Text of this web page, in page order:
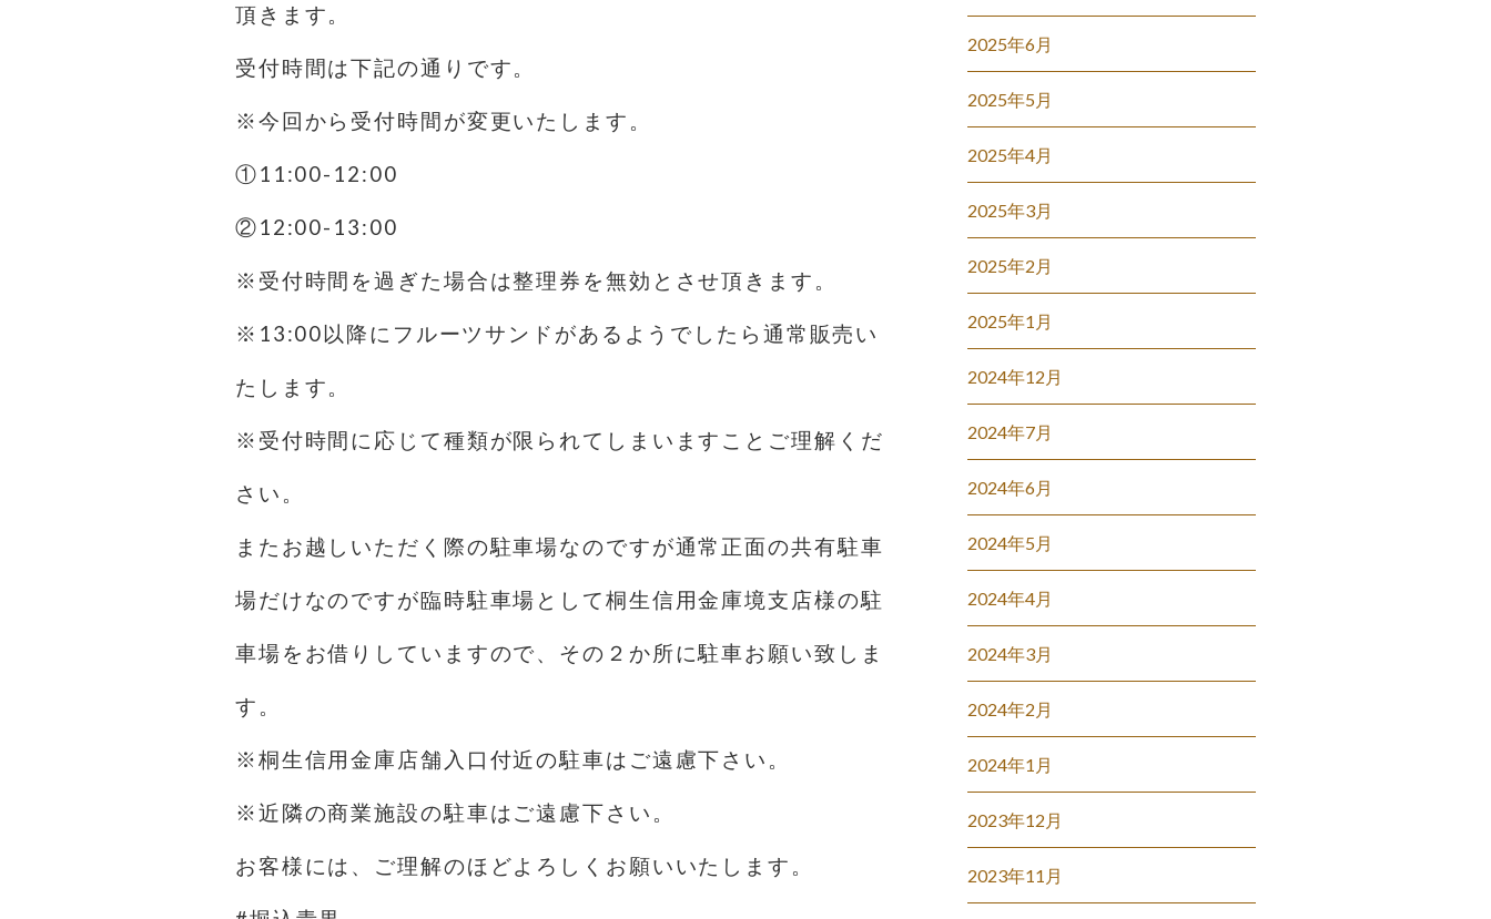
頂きます。
受付時間は下記の通りです。
※今回から受付時間が変更いたします。
①11:00-12:00
②12:00-13:00
※受付時間を過ぎた場合は整理券を無効とさせ頂きます。
※13:00以降にフルーツサンドがあるようでしたら通常販売い
たします。
※受付時間に応じて種類が限られてしまいますことご理解くだ
さい。
またお越しいただく際の駐車場なのですが通常正面の共有駐車
場だけなのですが臨時駐車場として桐生信用金庫境支店様の駐
車場をお借りしていますので、その２か所に駐車お願い致しま
す。
※桐生信用金庫店舗入口付近の駐車はご遠慮下さい。
※近隣の商業施設の駐車はご遠慮下さい。
お客様には、ご理解のほどよろしくお願いいたします。
2025年6月
2025年5月
2025年4月
2025年3月
2025年2月
2025年1月
2024年12月
2024年7月
2024年6月
2024年5月
2024年4月
2024年3月
2024年2月
2024年1月
2023年12月
2023年11月